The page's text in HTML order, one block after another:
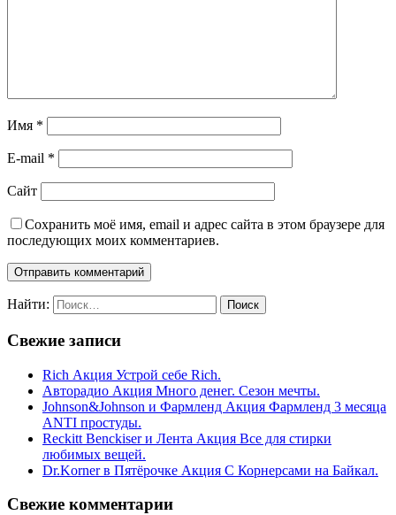
Имя *
E-mail *
Сайт
Сохранить моё имя, email и адрес сайта в этом браузере для
последующих моих комментариев.
Найти:
Свежие записи
Rich Акция Устрой себе Rich.
Авторадио Акция Много денег. Сезон мечты.
Johnson&Johnson и Фармленд Акция Фармленд 3 месяца
ANTI простуды.
Reckitt Benckiser и Лента Акция Все для стирки
любимых вещей.
Dr.Korner в Пятёрочке Акция С Корнерсами на Байкал.
Свежие комментарии